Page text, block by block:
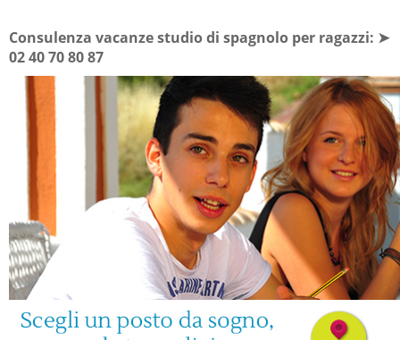
Consulenza vacanze studio di spagnolo per ragazzi: ➤
02 40 70 80 87